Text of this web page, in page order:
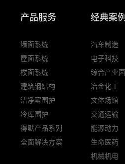
产品服务
墙面系统
屋面系统
楼面系统
建筑钢结构
洁净室围护
冷库围护
得默产品系列
全面解决方案
经典案例
汽车制造
电子科技
综合产业园
冶金化工
文体场馆
交通运输
能源动力
生命医药
机械机电